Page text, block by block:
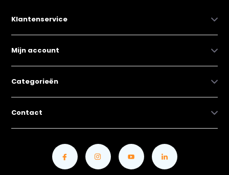
Klantenservice
Mijn account
Categorieën
Contact